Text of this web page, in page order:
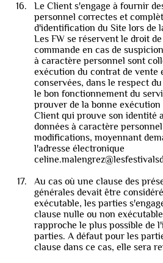
Le Client s'engage à fournir
personnel correctes et
d'identification du Site lors de
Les FW se réservent le droit
commande en cas de
à caractère personnel sont
exécution du contrat de vente
conservées, dans le respect
le bon fonctionnement du
prouver de la bonne
Client qui prouve son identité
données à caractère
modifications, moyennant
l'adresse électronique
Au cas où une clause des
générales devait être
exécutable, les parties
clause nulle ou non
rapproche le plus possible de
parties. A défaut pour les
clause dans ce cas, elle sera